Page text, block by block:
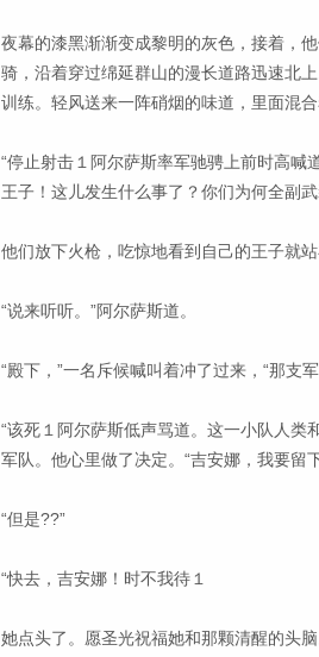
夜幕的漆黑渐渐变成黎明的灰色，接着，
骑，沿着穿过绵延群山的漫长道路迅速北
训练。轻风送来一阵硝烟的味道，里面混
“停止射击１阿尔萨斯率军驰骋上前时高喊
王子！这儿发生什么事了？你们为何全副武
他们放下火枪，吃惊地看到自己的王子就
“说来听听。”阿尔萨斯道。
“殿下，”一名斥候喊叫着冲了过来，“那支
“该死１阿尔萨斯低声骂道。这一小队人类
军队。他心里做了决定。“吉安娜，我要留
“但是??”
“快去，吉安娜！时不我待１
她点头了。愿圣光祝福她和那颗清醒的头